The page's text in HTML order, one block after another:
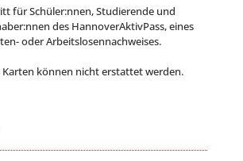
für Schüler:nnen, Studierende und
des HannoverAktivPass, eines
oder Arbeitslosennachweises.
Karten können nicht erstattet werden.